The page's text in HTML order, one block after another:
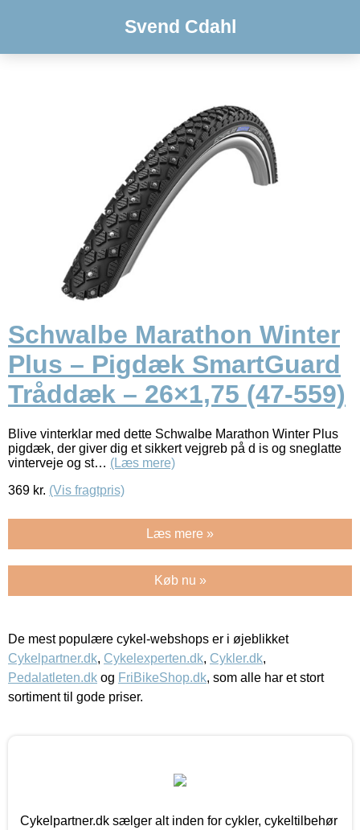
Svend Cdahl
Schwalbe Marathon Winter
Plus – Pigdæk SmartGuard
Tråddæk – 26×1,75 (47-559)
Blive vinterklar med dette Schwalbe Marathon Winter Plus
pigdæk, der giver dig et sikkert vejgreb på d is og sneglatte
vinterveje og st… (Læs mere)
369 kr. (Vis fragtpris)
Læs mere »
Køb nu »
De mest populære cykel-webshops er i øjeblikket
Cykelpartner.dk, Cykelexperten.dk, Cykler.dk,
Pedalatleten.dk og FriBikeShop.dk, som alle har et stort
sortiment til gode priser.
Cykelpartner.dk sælger alt inden for cykler, cykeltilbehør